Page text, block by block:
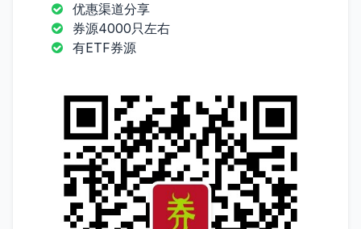
优惠渠道分享
券源4000只左右
有ETF券源